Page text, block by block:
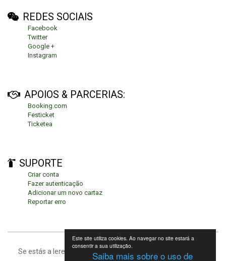
Este site utiliza cookies. Ao navegar no site estará a
consentir a sua utilização.
Saiba mais sobre o uso de
REDES SOCIAIS
Facebook
Twitter
Google +
Instagram
APOIOS & PARCERIAS:
Booking.com
Festicket
Ticketea
SUPORTE
Criar conta
Fazer autenticação
Adicionar um novo cartaz
Reportar erro
Se estás a leres isto, significa que estás no fundo da página.